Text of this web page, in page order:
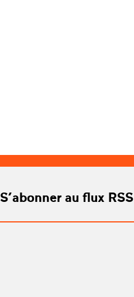
S’abonner au flux RSS